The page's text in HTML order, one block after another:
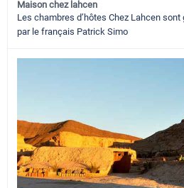
Maison chez lahcen
Les chambres d’hôtes Chez Lahcen
par le français Patrick Simo